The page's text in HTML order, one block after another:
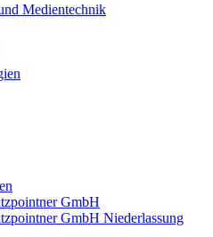
Medientechnik
GmbH
GmbH Niederlassung